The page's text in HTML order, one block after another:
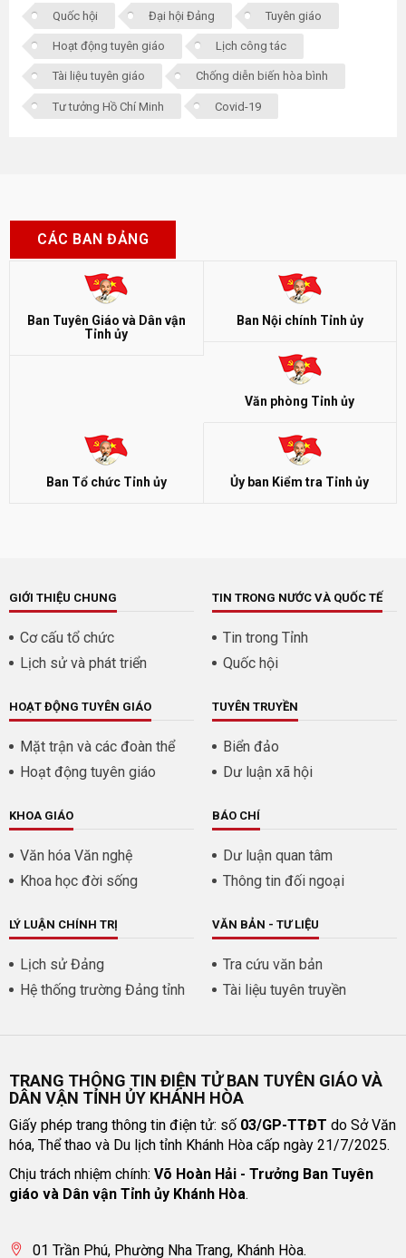
Quốc hội Đại hội Đảng Tuyên giáo
Hoạt động tuyên giáo Lịch công tác
Tài liệu tuyên giáo Chống diễn biến hòa bình
Tư tưởng Hồ Chí Minh Covid-19
CÁC BAN ĐẢNG
Ban Tuyên Giáo và Dân vận
Tỉnh ủy
Ban Nội chính Tỉnh ủy
Văn phòng Tỉnh ủy
Ban Tổ chức Tỉnh ủy Ủy ban Kiểm tra Tỉnh ủy
GIỚI THIỆU CHUNG
Cơ cấu tổ chức
Lịch sử và phát triển
TIN TRONG NƯỚC VÀ QUỐC TẾ
Tin trong Tỉnh
Quốc hội
HOẠT ĐỘNG TUYÊN GIÁO
Mặt trận và các đoàn thể
Hoạt động tuyên giáo
TUYÊN TRUYỀN
Biển đảo
Dư luận xã hội
KHOA GIÁO
Văn hóa Văn nghệ
Khoa học đời sống
BÁO CHÍ
Dư luận quan tâm
Thông tin đối ngoại
LÝ LUẬN CHÍNH TRỊ
Lịch sử Đảng
Hệ thống trường Đảng tỉnh
VĂN BẢN - TƯ LIỆU
Tra cứu văn bản
Tài liệu tuyên truyền
TRANG THÔNG TIN ĐIỆN TỬ BAN TUYÊN GIÁO VÀ
DÂN VẬN TỈNH ỦY KHÁNH HÒA
Giấy phép trang thông tin điện tử: số 03/GP-TTĐT do Sở Văn
hóa, Thể thao và Du lịch tỉnh Khánh Hòa cấp ngày 21/7/2025.
Chịu trách nhiệm chính: Võ Hoàn Hải - Trưởng Ban Tuyên
giáo và Dân vận Tỉnh ủy Khánh Hòa.
01 Trần Phú, Phường Nha Trang, Khánh Hòa.